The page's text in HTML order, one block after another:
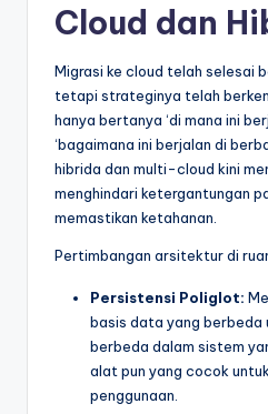
Cloud dan
Migrasi ke cloud telah selesai
tetapi strateginya telah
hanya bertanya ‘di mana ini
‘bagaimana ini berjalan di
hibrida dan multi-cloud kini
menghindari ketergantungan
memastikan ketahanan.
Pertimbangan arsitektur di
Persistensi Poliglot:
basis data yang berbeda
berbeda dalam sistem
alat pun yang cocok
penggunaan.